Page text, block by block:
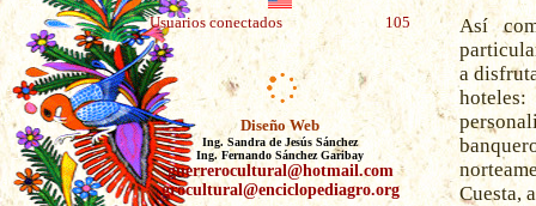
Usuarios conectados 105
Diseño Web
Ing. Sandra de Jesús Sánchez
Ing. Fernando Sánchez Garibay
guerrerocultural@hotmail.com
grocultural@enciclopediagro.org
Así
a
Cuesta,